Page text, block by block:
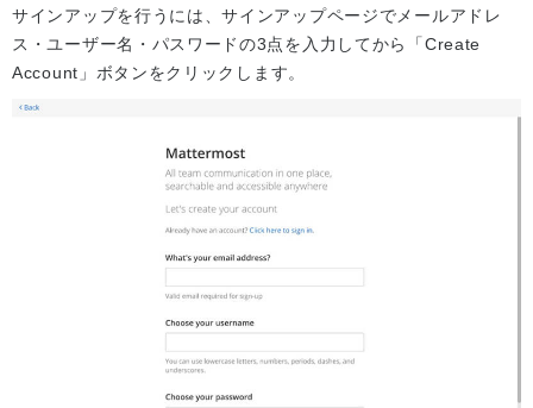
サインアップを行うには、サインアップページでメールアドレ
ス・ユーザー名・パスワードの3点を入力してから「Create
Account」ボタンをクリックします。